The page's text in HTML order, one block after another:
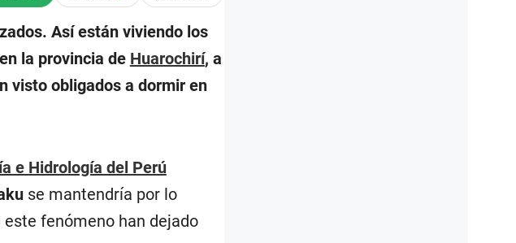
Así están viviendo los
la provincia de Huarochirí, a
visto obligados a dormir en
e Hidrología del Perú
se mantendría por lo
fenómeno han dejado